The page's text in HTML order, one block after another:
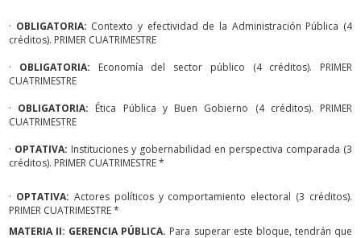
· OBLIGATORIA: Contexto y efectividad de la Administración Pública (4
créditos). PRIMER CUATRIMESTRE
· OBLIGATORIA: Economía del sector público (4 créditos). PRIMER
CUATRIMESTRE
· OBLIGATORIA: Ética Pública y Buen Gobierno (4 créditos). PRIMER
CUATRIMESTRE
· OPTATIVA: Instituciones y gobernabilidad en perspectiva comparada (3
créditos). PRIMER CUATRIMESTRE *
· OPTATIVA: Actores políticos y comportamiento electoral (3 créditos).
PRIMER CUATRIMESTRE *
MATERIA II: GERENCIA PÚBLICA. Para superar este bloque, tendrán que